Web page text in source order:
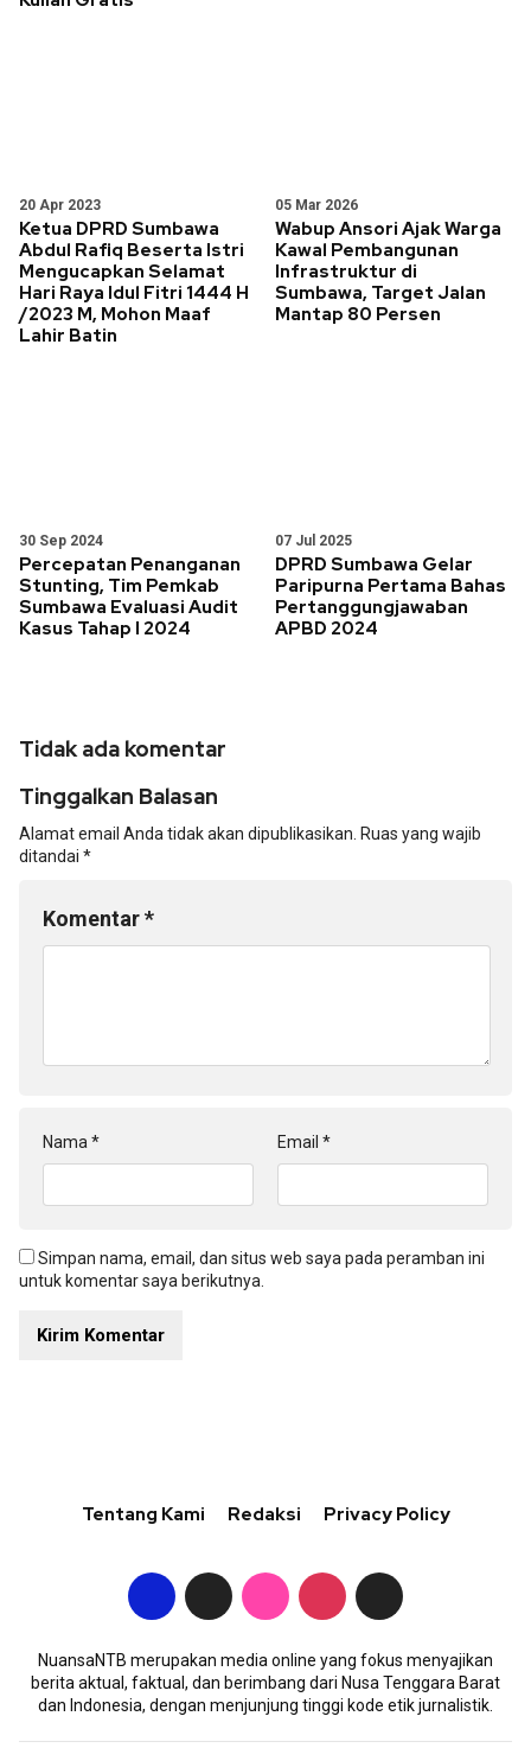
20 Apr 2023
Ketua DPRD Sumbawa
Abdul Rafiq Beserta Istri
Mengucapkan Selamat
Hari Raya Idul Fitri 1444 H
/2023 M, Mohon Maaf
Lahir Batin
05 Mar 2026
Wabup Ansori Ajak Warga
Kawal Pembangunan
Infrastruktur di
Sumbawa, Target Jalan
Mantap 80 Persen
30 Sep 2024
Percepatan Penanganan
Stunting, Tim Pemkab
Sumbawa Evaluasi Audit
Kasus Tahap I 2024
07 Jul 2025
DPRD Sumbawa Gelar
Paripurna Pertama Bahas
Pertanggungjawaban
APBD 2024
Tidak ada komentar
Tinggalkan Balasan
Alamat email Anda tidak akan dipublikasikan. Ruas yang wajib
ditandai *
Komentar*
Nama * Email *
Simpan nama, email, dan situs web saya pada peramban ini
untuk komentar saya berikutnya.
Tentang Kami Redaksi Privacy Policy
NuansaNTB merupakan media online yang fokus menyajikan
berita aktual, faktual, dan berimbang dari Nusa Tenggara Barat
dan Indonesia, dengan menjunjung tinggi kode etik jurnalistik.